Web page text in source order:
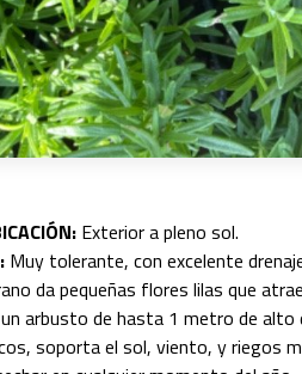
Exterior a pleno sol.
Muy tolerante, con excelente
da pequeñas flores lilas que
arbusto de hasta 1 metro de alto
soporta el sol, viento, y riegos